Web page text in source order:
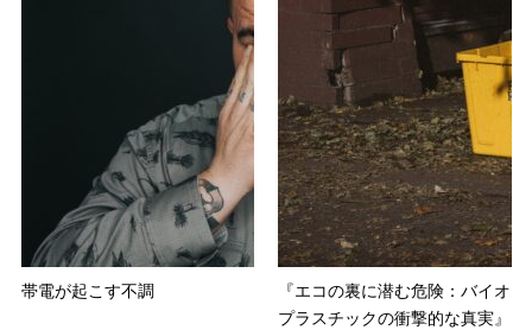
帯電が起こす不調
『エコの裏に潜む危険：バイオ
プラスチックの衝撃的な真実』